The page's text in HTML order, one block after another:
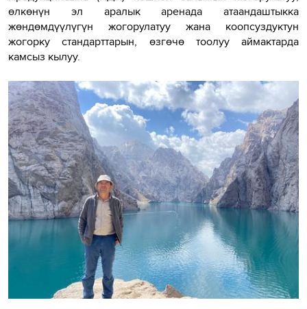
өлкөнүн эл аралык аренада атаандаштыкка
жөндөмдүүлүгүн жогорулатуу жана коопсуздуктун
жогорку стандарттарын, өзгөчө тоолуу аймактарда
камсыз кылуу.